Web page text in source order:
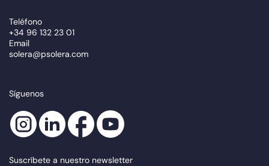
Teléfono
+34 96 132 23 01
Email
solera@psolera.com
Síguenos
Suscríbete a nuestro newsletter